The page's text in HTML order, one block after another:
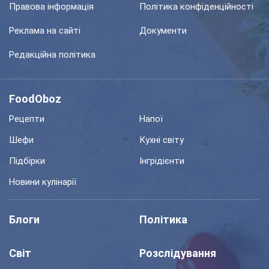
Правова інформація Політика конфіденційності
Реклама на сайті Документи
Редакційна політика
FoodOboz
Рецепти
Напої
Шефи
Кухні світу
Підбірки
Інгрідієнти
Новини кулінарії
Блоги Політика
Світ Розслідування